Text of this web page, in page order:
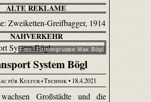
ALTE REKLAME
NAHVERKEHR
Foto: Firmengruppe Max Bögl
System Bögl
für Kultur+Technik• 18.4.2021
Großstädte und die